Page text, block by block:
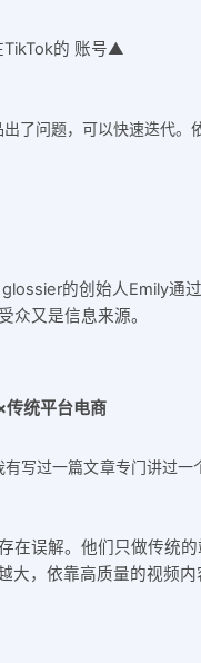
的 账号▲
了问题，可以快速迭代
的创始人Emily通
众又是信息来源。
统平台电商
写过一篇文章专门讲过
误解。他们只做传统
，依靠高质量的视频内